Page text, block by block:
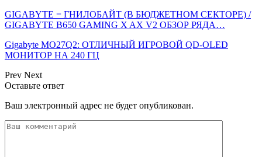
GIGABYTE = ГНИЛОБАЙТ (В БЮДЖЕТНОМ СЕКТОРЕ) /
GIGABYTE B650 GAMING X AX V2 ОБЗОР РЯДА…
Gigabyte MO27Q2: ОТЛИЧНЫЙ ИГРОВОЙ QD-OLED
МОНИТОР НА 240 ГЦ
Prev Next
Оставьте ответ
Ваш электронный адрес не будет опубликован.